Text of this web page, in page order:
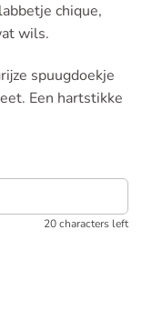
chique,
wils.
spuugdoekje
Een hartstikke
20 characters left